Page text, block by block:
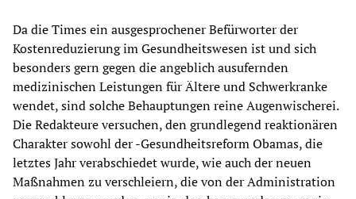
Da die Times ein ausgesprochener Befürworter der
Kostenreduzierung im Gesundheitswesen ist und sich
besonders gern gegen die angeblich ausufernden
medizinischen Leistungen für Ältere und Schwerkranke
wendet, sind solche Behauptungen reine Augenwischerei.
Die Redakteure versuchen, den grundlegend reaktionären
Charakter sowohl der -Gesundheitsreform Obamas, die
letztes Jahr verabschiedet wurde, wie auch der neuen
Maßnahmen zu verschleiern, die von der Administration